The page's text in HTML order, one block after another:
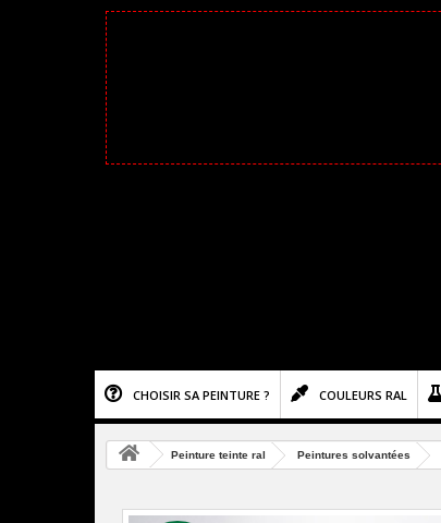
CHOISIR SA PEINTURE ? COULEURS RAL
Peinture teinte ral Peintures solvantées